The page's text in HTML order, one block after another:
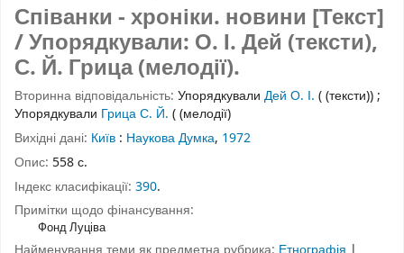
Співанки - хроніки. новини [Текст]
/ Упорядкували: О. І. Дей (тексти),
С. Й. Грица (мелодії).
Вторинна відповідальність: Упорядкували Дей О. І. ( (тексти));
Упорядкували Грица С. Й. ( (мелодії)
Вихідні дані: Київ : Наукова Думка, 1972
Опис: 558 с.
Індекс класифікації: 390.
Примітки щодо фінансування:
Фонд Луціва